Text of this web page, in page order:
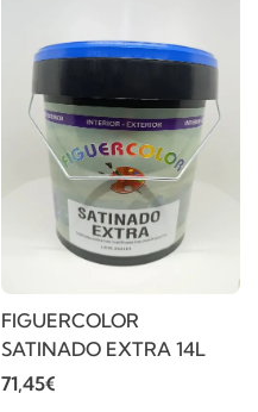
FIGUERCOLOR
SATINADO EXTRA 14L
71,45€